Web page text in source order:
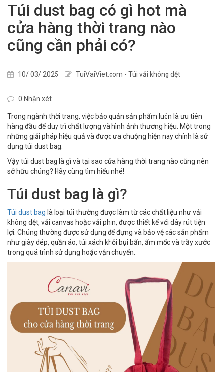
Túi dust bag có gì hot mà
cửa hàng thời trang nào
cũng cần phải có?
10/ 03/ 2025 TuiVaiViet.com - Túi vải không dệt
0 Nhận xét
Trong ngành thời trang, việc bảo quản sản phẩm luôn là ưu tiên
hàng đầu để duy trì chất lượng và hình ảnh thương hiệu. Một trong
những giải pháp hiệu quả và được ưa chuộng hiện nay chính là sử
dụng túi dust bag.
Vậy túi dust bag là gì và tại sao cửa hàng thời trang nào cũng nên
sở hữu chúng? Hãy cùng tìm hiểu nhé!
Túi dust bag là gì?
Túi dust bag là loại túi thường được làm từ các chất liệu như vải
không dệt, vải canvas hoặc vải phin, được thiết kế với dây rút tiện
lợi. Chúng thường được sử dụng để đựng và bảo vệ các sản phẩm
như giày dép, quần áo, túi xách khỏi bụi bẩn, ẩm mốc và trầy xước
trong quá trình sử dụng hoặc vận chuyển.